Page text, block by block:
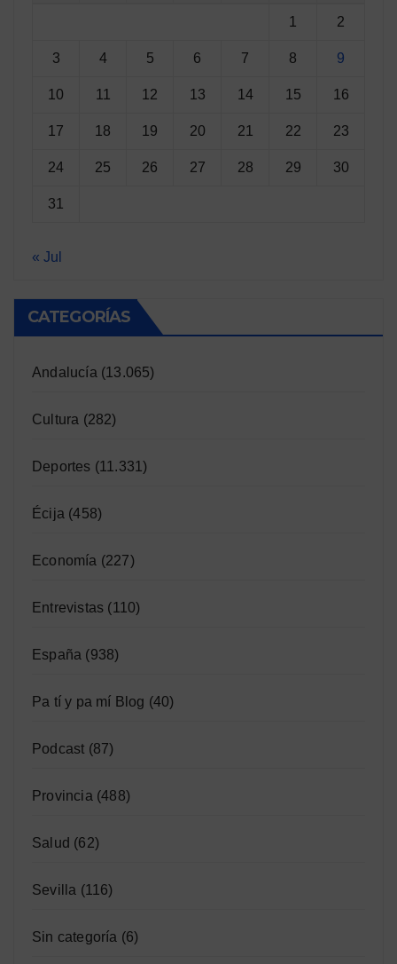
1 2
3 4 5 6 7 8 9
10 11 12 13 14 15 16
17 18 19 20 21 22 23
24 25 26 27 28 29 30
31
« Jul
CATEGORÍAS
Andalucía (13.065)
Cultura (282)
Deportes (11.331)
Écija (458)
Economía (227)
Entrevistas (110)
España (938)
Pa tí y pa mí Blog (40)
Podcast (87)
Provincia (488)
Salud (62)
Sevilla (116)
Sin categoría (6)